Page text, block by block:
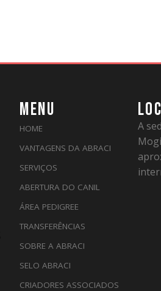
MENU
HOME
VANTAGENS DA ABRACI
SERVIÇOS
ABERTURA DO CANIL
ÁREA PEDIGREE
TRANSFERÊNCIAS
SOBRE A ABRACI
SELO ABRACI
CRIADORES ASSOCIADOS
A